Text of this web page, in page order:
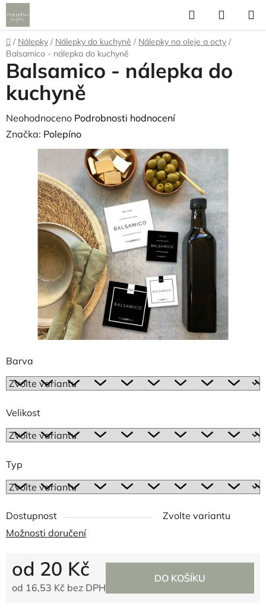
Přejít
na
obsah
Hledat
KOŠÍK
Domů
/ Nálepky / Nálepky do kuchyně / Nálepky na oleje a octy /
Balsamico - nálepka do kuchyně
Barva
Velikost
Typ
Dostupnost
Zvolte variantu
Možnosti doručení
od 20 Kč
od 16,53 Kč bez DPH
DO KOŠÍKU
Balsamico - nálepka do
kuchyně
Průměrné
hodnocení
produktu
hvězdiček.
Neohodnoceno Podrobnosti hodnocení
Značka: Polepíno